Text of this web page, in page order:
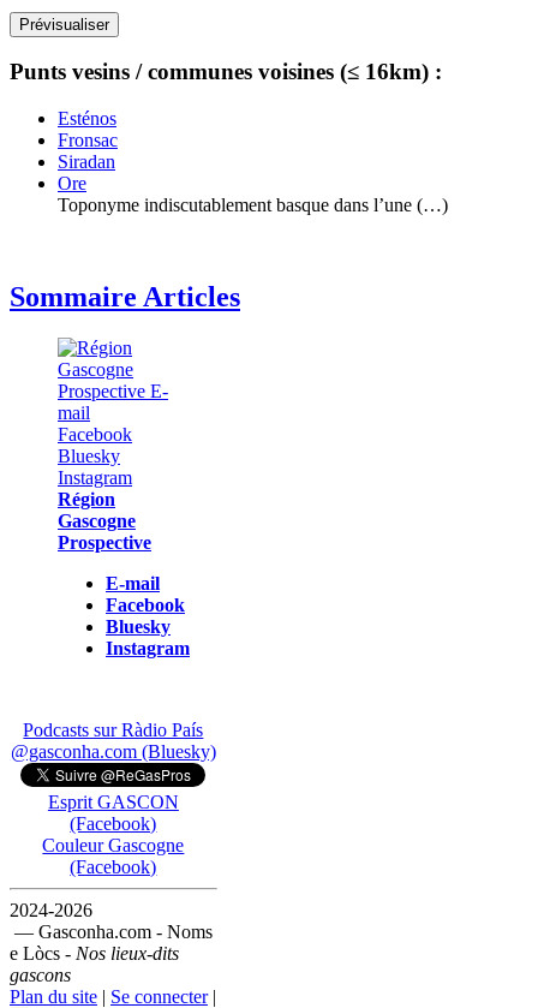
Punts vesins / communes voisines (≤ 16km) :
Esténos
Fronsac
Siradan
Ore
Toponyme indiscutablement basque dans l’une (…)
Sommaire Articles
Région
Gascogne
Prospective
E-mail
Facebook
Bluesky
Instagram
Podcasts sur Ràdio País
@gasconha.com (Bluesky)
Esprit GASCON
(Facebook)
Couleur Gascogne
(Facebook)
2024-2026
— Gasconha.com - Noms
e Lòcs - Nos lieux-dits
gascons
Plan du site | Se connecter|